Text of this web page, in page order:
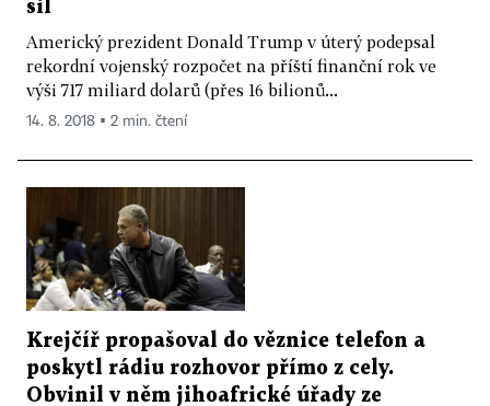
sil
Americký prezident Donald Trump v úterý podepsal
rekordní vojenský rozpočet na příští finanční rok ve
výši 717 miliard dolarů (přes 16 bilionů...
14. 8. 2018 ▪ 2 min. čtení
Krejčíř propašoval do věznice telefon a
poskytl rádiu rozhovor přímo z cely.
Obvinil v něm jihoafrické úřady ze